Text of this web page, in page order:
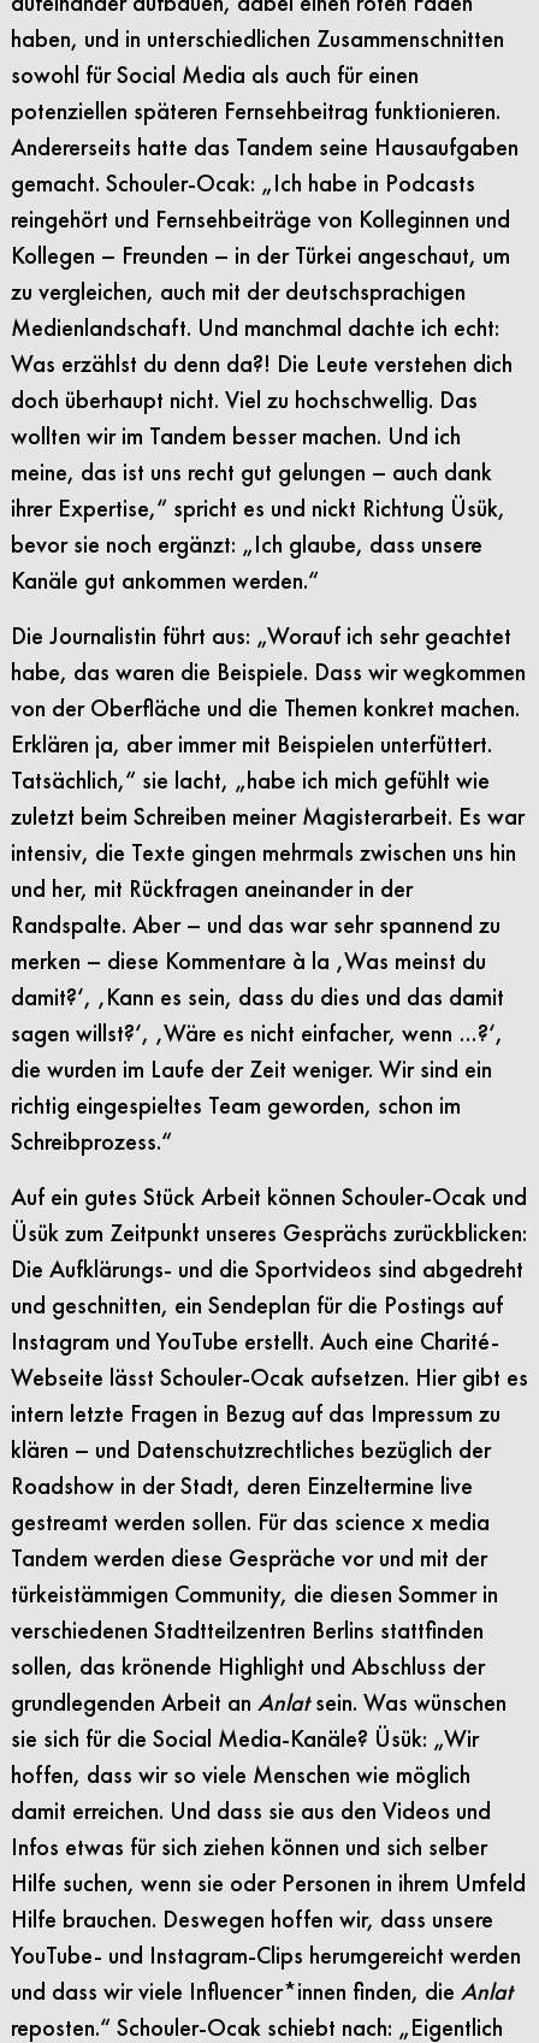
haben, und in unterschiedlichen Zusammenschnitten
sowohl für Social Media als auch für einen
potenziellen späteren Fernsehbeitrag funktionieren.
Andererseits hatte das Tandem seine Hausaufgaben
gemacht. Schouler-Ocak: „Ich habe in Podcasts
reingehört und Fernsehbeiträge von Kolleginnen und
Kollegen – Freunden – in der Türkei angeschaut, um
zu vergleichen, auch mit der deutschsprachigen
Medienlandschaft. Und manchmal dachte ich echt:
Was erzählst du denn da?! Die Leute verstehen dich
doch überhaupt nicht. Viel zu hochschwellig. Das
wollten wir im Tandem besser machen. Und ich
meine, das ist uns recht gut gelungen – auch dank
ihrer Expertise,“ spricht es und nickt Richtung Üsük,
bevor sie noch ergänzt: „Ich glaube, dass unsere
Kanäle gut ankommen werden.“
Die Journalistin führt aus: „Worauf ich sehr geachtet
habe, das waren die Beispiele. Dass wir wegkommen
von der Oberfläche und die Themen konkret machen.
Erklären ja, aber immer mit Beispielen unterfüttert.
Tatsächlich,“ sie lacht, „habe ich mich gefühlt wie
zuletzt beim Schreiben meiner Magisterarbeit. Es war
intensiv, die Texte gingen mehrmals zwischen uns hin
und her, mit Rückfragen aneinander in der
Randspalte. Aber – und das war sehr spannend zu
merken – diese Kommentare à la ‚Was meinst du
damit?‘, ‚Kann es sein, dass du dies und das damit
sagen willst?‘, ‚Wäre es nicht einfacher, wenn …?‘,
die wurden im Laufe der Zeit weniger. Wir sind ein
richtig eingespieltes Team geworden, schon im
Schreibprozess.“
Auf ein gutes Stück Arbeit können Schouler-Ocak und
Üsük zum Zeitpunkt unseres Gesprächs zurückblicken:
Die Aufklärungs- und die Sportvideos sind abgedreht
und geschnitten, ein Sendeplan für die Postings auf
Instagram und YouTube erstellt. Auch eine Charité-
Webseite lässt Schouler-Ocak aufsetzen. Hier gibt es
intern letzte Fragen in Bezug auf das Impressum zu
klären – und Datenschutzrechtliches bezüglich der
Roadshow in der Stadt, deren Einzeltermine live
gestreamt werden sollen. Für das science x media
Tandem werden diese Gespräche vor und mit der
türkeistämmigen Community, die diesen Sommer in
verschiedenen Stadtteilzentren Berlins stattfinden
sollen, das krönende Highlight und Abschluss der
grundlegenden Arbeit an Anlatsein. Was wünschen
sie sich für die Social Media-Kanäle? Üsük: „Wir
hoffen, dass wir so viele Menschen wie möglich
damit erreichen. Und dass sie aus den Videos und
Infos etwas für sich ziehen können und sich selber
Hilfe suchen, wenn sie oder Personen in ihrem Umfeld
Hilfe brauchen. Deswegen hoffen wir, dass unsere
YouTube- und Instagram-Clips herumgereicht werden
und dass wir viele Influencer*innen finden, die Anlat
reposten.“ Schouler-Ocak schiebt nach: „Eigentlich